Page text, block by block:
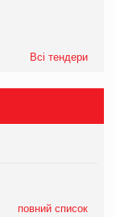
Всі тендери
повний список